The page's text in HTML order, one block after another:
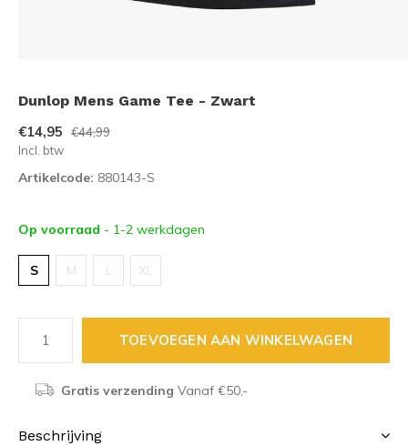
Dunlop Mens Game Tee - Zwart
€14,95
€44,99
Incl. btw
Artikelcode: 880143-S
Op voorraad - 1-2 werkdagen
S M L XL
TOEVOEGEN AAN WINKELWAGEN
Gratis verzending Vanaf €50,-
Beschrijving